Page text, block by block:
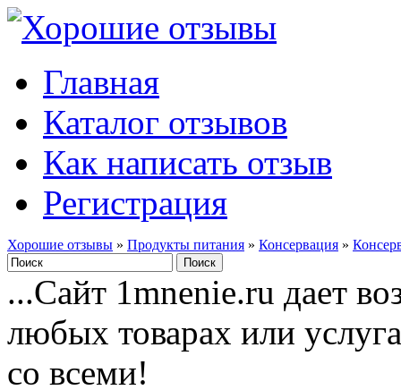
Главная
Каталог отзывов
Как написать отзыв
Регистрация
Хорошие отзывы » Продукты питания » Консервация »
...Сайт 1mnenie.ru дает
любых товарах или
со всеми!